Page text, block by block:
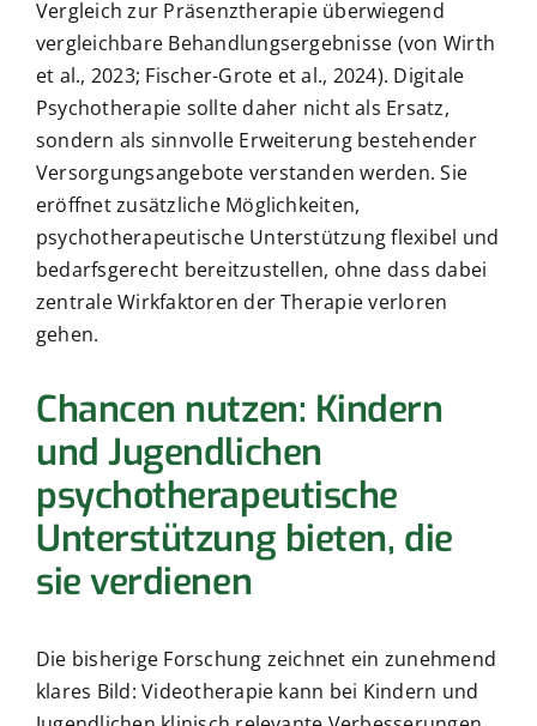
Vergleich zur Präsenztherapie überwiegend
vergleichbare Behandlungsergebnisse (von Wirth
et al., 2023; Fischer-Grote et al., 2024). Digitale
Psychotherapie sollte daher nicht als Ersatz,
sondern als sinnvolle Erweiterung bestehender
Versorgungsangebote verstanden werden. Sie
eröffnet zusätzliche Möglichkeiten,
psychotherapeutische Unterstützung flexibel und
bedarfsgerecht bereitzustellen, ohne dass dabei
zentrale Wirkfaktoren der Therapie verloren
gehen.
Chancen nutzen: Kindern
und Jugendlichen
psychotherapeutische
Unterstützung bieten, die
sie verdienen
Die bisherige Forschung zeichnet ein zunehmend
klares Bild: Videotherapie kann bei Kindern und